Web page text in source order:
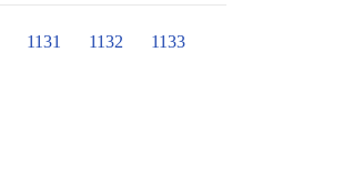
1131 1132 1133